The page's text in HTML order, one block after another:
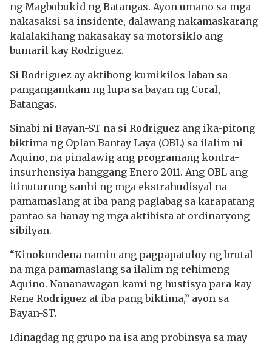
ng Magbubukid ng Batangas. Ayon umano sa mga
nakasaksi sa insidente, dalawang nakamaskarang
kalalakihang nakasakay sa motorsiklo ang
bumaril kay Rodriguez.
Si Rodriguez ay aktibong kumikilos laban sa
pangangamkam ng lupa sa bayan ng Coral,
Batangas.
Sinabi ni Bayan-ST na si Rodriguez ang ika-pitong
biktima ng Oplan Bantay Laya (OBL) sa ilalim ni
Aquino, na pinalawig ang programang kontra-
insurhensiya hanggang Enero 2011. Ang OBL ang
itinuturong sanhi ng mga ekstrahudisyal na
pamamaslang at iba pang paglabag sa karapatang
pantao sa hanay ng mga aktibista at ordinaryong
sibilyan.
“Kinokondena namin ang pagpapatuloy ng brutal
na mga pamamaslang sa ilalim ng rehimeng
Aquino. Nananawagan kami ng hustisya para kay
Rene Rodriguez at iba pang biktima,” ayon sa
Bayan-ST.
Idinagdag ng grupo na isa ang probinsya sa may